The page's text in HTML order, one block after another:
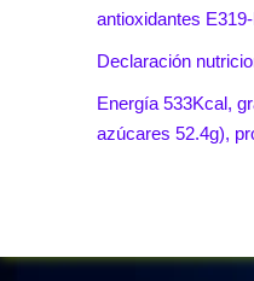
antioxidantes
Declaración
Energía 533Kcal,
azúcares 52.4g),